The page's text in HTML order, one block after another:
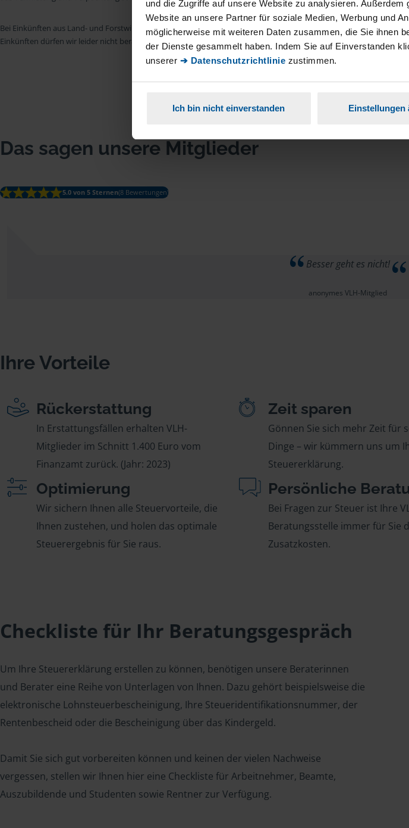
und die Zugriffe auf unsere Website zu analysieren.
Website an unsere Partner für soziale Medien, Werbung und
möglicherweise mit weiteren Daten zusammen, die Sie ihnen
der Dienste gesammelt haben. Indem Sie auf Einverstanden
unserer ➔ Datenschutzrichtlinie zustimmen.
Ich bin nicht einverstanden Einstellungen
Bei Einkünften aus Land- und Forstwirtschaft, aus Gewerbebetrieb, aus selbstständiger Tätigkeit und
Einkünften dürfen wir leider nicht beraten.
Das sagen unsere Mitglieder
5.0 von 5 Sternen(8 Bewertungen)
Besser geht es nicht!
anonymes VLH-Mitglied
Ihre Vorteile
Rückerstattung
In Erstattungsfällen erhalten VLH-
Mitglieder im Schnitt 1.400 Euro vom
Finanzamt zurück. (Jahr: 2023)
Zeit sparen
Gönnen Sie sich mehr Zeit für
Dinge – wir kümmern uns um
Steuererklärung.
Optimierung
Wir sichern Ihnen alle Steuervorteile, die
Ihnen zustehen, und holen das optimale
Steuerergebnis für Sie raus.
Persönliche
Bei Fragen zur Steuer ist Ihre
Beratungsstelle immer für Sie
Zusatzkosten.
Checkliste für Ihr Beratungsgespräch
Um Ihre Steuererklärung erstellen zu können, benötigen unsere Beraterinnen
und Berater eine Reihe von Unterlagen von Ihnen. Dazu gehört beispielsweise die
elektronische Lohnsteuerbescheinigung, Ihre Steueridentifikationsnummer, der
Rentenbescheid oder die Bescheinigung über das Kindergeld.
Damit Sie sich gut vorbereiten können und keinen der vielen Nachweise
vergessen, stellen wir Ihnen hier eine Checkliste für Arbeitnehmer, Beamte,
Auszubildende und Studenten sowie Rentner zur Verfügung.